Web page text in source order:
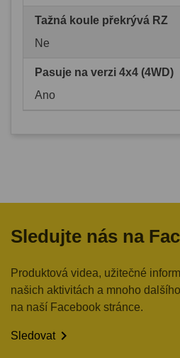
Tažná koule překrývá RZ
Ne
Pasuje na verzi 4x4 (4WD)
Ano
Sledujte nás na
Produktová videa, užitečné
našich aktivitách a mnoho
na naší Facebook stránce.
Sledovat